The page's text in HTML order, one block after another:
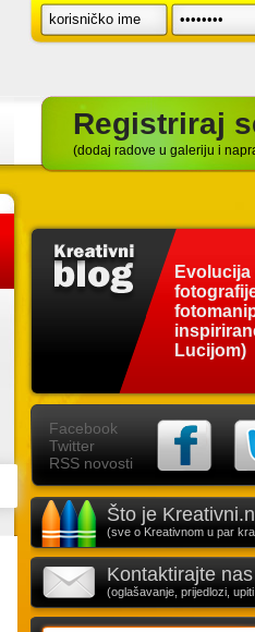
Registriraj
(dodaj radove u galeriju i
Lucijom)
Facebook
Twitter
RSS novosti
Što je
(sve o Kreativnom u par
Kontaktirajte nas
(oglašavanje, prijedlozi,